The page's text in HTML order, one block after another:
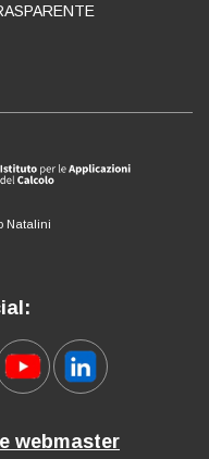
Natalini
webmaster